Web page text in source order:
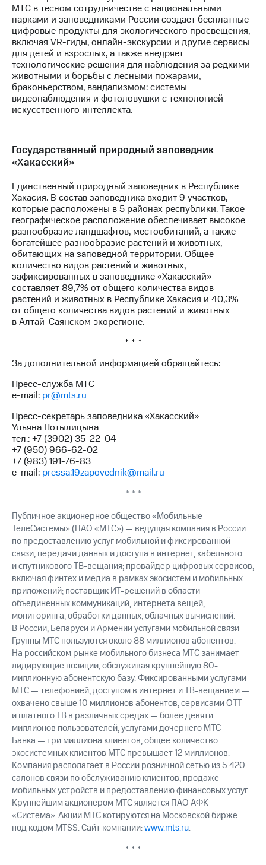
МТС в тесном сотрудничестве с национальными
парками и заповедниками России создает бесплатные
цифровые продукты для экологического просвещения,
включая VR-гиды, онлайн-экскурсии и другие сервисы
для детей и взрослых, а также внедряет
технологические решения для наблюдения за редкими
животными и борьбы с лесными пожарами,
браконьерством, вандализмом: системы
видеонаблюдения и фотоловушки с технологией
искусственного интеллекта.
Государственный природный заповедник
«Хакасский»
Единственный природный заповедник в Республике
Хакасия. В состав заповедника входит 9 участков,
которые расположены в 5 районах республики. Такое
географическое расположение обеспечивает высокое
разнообразие ландшафтов, местообитаний, а также
богатейшее разнообразие растений и животных,
обитающих на заповедной территории. Общее
количество видов растений и животных,
зафиксированных в заповеднике «Хакасский»
составляет 89,7% от общего количества видов
растений и животных в Республике Хакасия и 40,3%
от общего количества видов растений и животных
в Алтай-Саянском экорегионе.
* * *
За дополнительной информацией обращайтесь:
Пресс-служба МТС
e-mail: pr@mts.ru
Пресс-секретарь заповедника «Хакасский»
Ульяна Потылицына
тел.: +7 (3902) 35-22-04
+7 (950) 966-62-02
+7 (983) 191-76-83
e-mail: pressa.19zapovednik@mail.ru
* * *
Публичное акционерное общество «Мобильные
ТелеСистемы» (ПАО «МТС») — ведущая компания в России
по предоставлению услуг мобильной и фиксированной
связи, передачи данных и доступа в интернет, кабельного
и спутникового ТВ-вещания; провайдер цифровых сервисов,
включая финтех и медиа в рамках экосистем и мобильных
приложений; поставщик ИТ-решений в области
объединенных коммуникаций, интернета вещей,
мониторинга, обработки данных, облачных вычислений.
В России, Беларуси и Армении услугами мобильной связи
Группы МТС пользуются около 88 миллионов абонентов.
На российском рынке мобильного бизнеса МТС занимает
лидирующие позиции, обслуживая крупнейшую 80-
миллионную абонентскую базу. Фиксированными услугами
МТС — телефонией, доступом в интернет и ТВ-вещанием —
охвачено свыше 10 миллионов абонентов, сервисами OTT
и платного ТВ в различных средах — более девяти
миллионов пользователей, услугами дочернего МТС
Банка — три миллиона клиентов, общее количество
экосистемных клиентов МТС превышает 12 миллионов.
Компания располагает в России розничной сетью из 5 420
салонов связи по обслуживанию клиентов, продаже
мобильных устройств и предоставлению финансовых услуг.
Крупнейшим акционером МТС является ПАО АФК
«Система». Акции МТС котируются на Московской бирже —
под кодом MTSS. Сайт компании:www.mts.ru.
* * *